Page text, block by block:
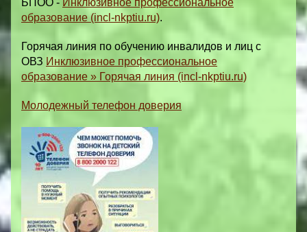
БПОО - Инклюзивное профессиональное
образование (incl-nkptiu.ru).
Горячая линия по обучению инвалидов и лиц с
ОВЗ Инклюзивное профессиональное
образование » Горячая линия (incl-nkptiu.ru)
Молодежный телефон доверия